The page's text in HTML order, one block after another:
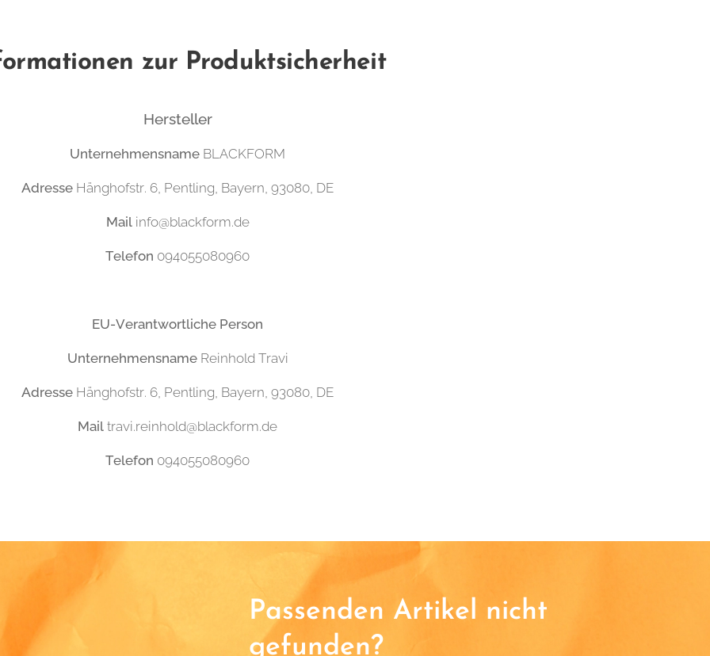
zur Produktsicherheit
Hersteller
Unternehmensname BLACKFORM
Adresse Hänghofstr. 6, Pentling, Bayern, 93080, DE
Mailinfo@blackform.de
Telefon 094055080960
EU-Verantwortliche Person
UnternehmensnameReinhold Travi
Adresse Hänghofstr. 6, Pentling, Bayern, 93080, DE
Mail travi.reinhold@blackform.de
Telefon 094055080960
Passenden Artikel nicht
gefunden?